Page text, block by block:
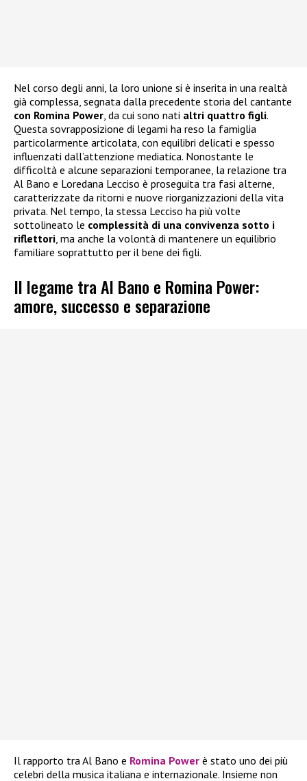
Nel corso degli anni, la loro unione si è inserita in una realtà
già complessa, segnata dalla precedente storia del cantante
con Romina Power , da cui sono nati altri quattro figli.
Questa sovrapposizione di legami ha reso la famiglia
particolarmente articolata, con equilibri delicati e spesso
influenzati dall’attenzione mediatica. Nonostante le
difficoltà e alcune separazioni temporanee, la relazione tra
Al Bano e Loredana Lecciso è proseguita tra fasi alterne,
caratterizzate da ritorni e nuove riorganizzazioni della vita
privata. Nel tempo, la stessa Lecciso ha più volte
sottolineato le complessità di una convivenza sotto i
riflettori , ma anche la volontà di mantenere un equilibrio
familiare soprattutto per il bene dei figli.
Il legame tra Al Bano e Romina Power:
amore, successo e separazione
Il rapporto tra Al Bano e Romina Power è stato uno dei più
celebri della musica italiana e internazionale. Insieme non